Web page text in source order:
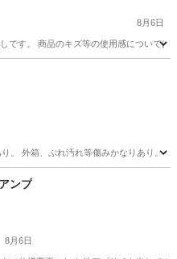
8月6日
です。 商品のキズ等の使用感については
。 外箱、ぶれ汚れ等傷みかなりあり。
家電
ンプ
8月6日